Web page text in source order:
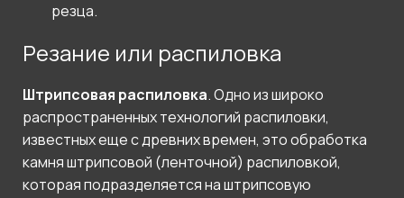
резца.
Резание или распиловка
Штрипсовая распиловка. Одно из широко
распространенных технологий распиловки,
известных еще с древних времен, это обработка
камня штрипсовой (ленточной) распиловкой,
которая подразделяется на штрипсовую